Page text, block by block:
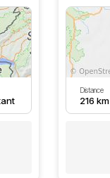
Distance
216 km